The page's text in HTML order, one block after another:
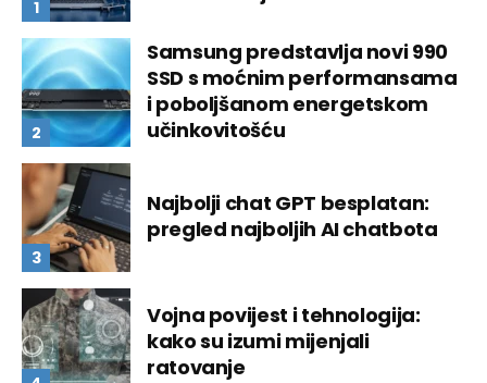
Samsung predstavlja novi 990
SSD s moćnim performansama
i poboljšanom energetskom
učinkovitošću
Najbolji chat GPT besplatan:
pregled najboljih AI chatbota
Vojna povijest i tehnologija:
kako su izumi mijenjali
ratovanje